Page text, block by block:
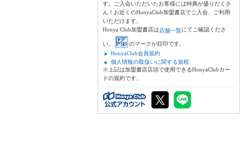
す。ご入会いただいたお客様には特典が盛りだくさ
ん！お近くのHonyaClub加盟書店でご入会、ご利用
いただけます。
Honya Club加盟書店は店舗一覧にてご確認くださ
い。
のマークが目印です。
HonyaClub会員規約
個人情報の取扱いに関する規程
※上記は加盟書店店頭で使用できるHonyaClubカー
ドの規約です。